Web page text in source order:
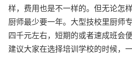
样，费用也是不一样的。但无论怎
厨师最少要一年。大型技校里厨师
四千元左右，短期的或者速成班会
建议大家在选择培训学校的时候，